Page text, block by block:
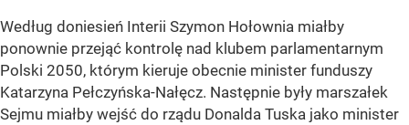
Według doniesień Interii Szymon Hołownia miałby
ponownie przejąć kontrolę nad klubem parlamentarnym
Polski 2050, którym kieruje obecnie minister funduszy
Katarzyna Pełczyńska-Nałęcz. Następnie były marszałek
Sejmu miałby wejść do rządu Donalda Tuska jako minister